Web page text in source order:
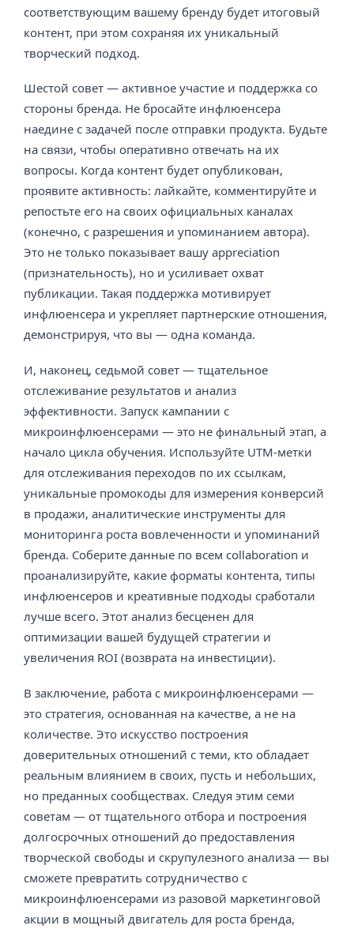
соответствующим вашему бренду будет итоговый
контент, при этом сохраняя их уникальный
творческий подход.
Шестой совет — активное участие и поддержка со
стороны бренда. Не бросайте инфлюенсера
наедине с задачей после отправки продукта. Будьте
на связи, чтобы оперативно отвечать на их
вопросы. Когда контент будет опубликован,
проявите активность: лайкайте, комментируйте и
репостьте его на своих официальных каналах
(конечно, с разрешения и упоминанием автора).
Это не только показывает вашу appreciation
(признательность), но и усиливает охват
публикации. Такая поддержка мотивирует
инфлюенсера и укрепляет партнерские отношения,
демонстрируя, что вы — одна команда.
И, наконец, седьмой совет — тщательное
отслеживание результатов и анализ
эффективности. Запуск кампании с
микроинфлюенсерами — это не финальный этап, а
начало цикла обучения. Используйте UTM-метки
для отслеживания переходов по их ссылкам,
уникальные промокоды для измерения конверсий
в продажи, аналитические инструменты для
мониторинга роста вовлеченности и упоминаний
бренда. Соберите данные по всем collaboration и
проанализируйте, какие форматы контента, типы
инфлюенсеров и креативные подходы сработали
лучше всего. Этот анализ бесценен для
оптимизации вашей будущей стратегии и
увеличения ROI (возврата на инвестиции).
В заключение, работа с микроинфлюенсерами —
это стратегия, основанная на качестве, а не на
количестве. Это искусство построения
доверительных отношений с теми, кто обладает
реальным влиянием в своих, пусть и небольших,
но преданных сообществах. Следуя этим семи
советам — от тщательного отбора и построения
долгосрочных отношений до предоставления
творческой свободы и скрупулезного анализа — вы
сможете превратить сотрудничество с
микроинфлюенсерами из разовой маркетинговой
акции в мощный двигатель для роста бренда,